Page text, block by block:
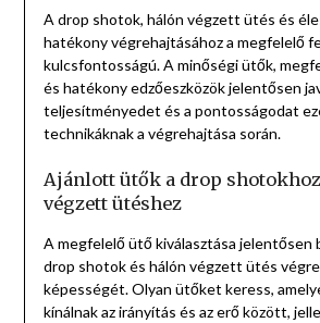
A drop shotok, hálón végzett ütés és
hatékony végrehajtásához a megfelelő
kulcsfontosságú. A minőségi ütők,
és hatékony edzőeszközök jelentősen
teljesítményedet és a pontosságodat
technikáknak a végrehajtása során.
Ajánlott ütők a drop
végzett ütéshez
A megfelelő ütő kiválasztása jelentősen
drop shotok és hálón végzett ütés
képességét. Olyan ütőket keress,
kínálnak az irányítás és az erő között,